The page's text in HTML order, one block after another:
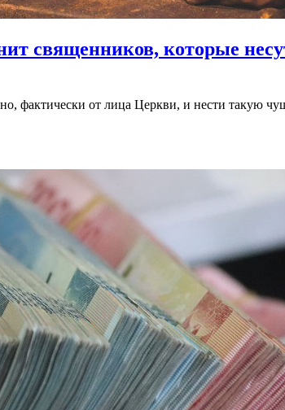
священников, которые
фактически от лица Церкви, и нести такую